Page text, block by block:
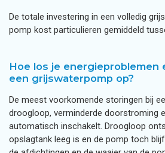
De totale investering in een volledig
pomp kost particulieren gemiddeld
Hoe los je energieproblemen
een grijswaterpomp op?
De meest voorkomende storingen bij
droogloop, verminderde doorstroming
automatisch inschakelt. Droogloop
opslagtank leeg is en de pomp toch